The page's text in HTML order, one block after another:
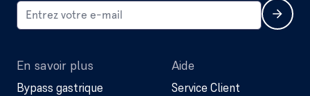
En savoir plus
Bypass gastrique
Aide
Service Client